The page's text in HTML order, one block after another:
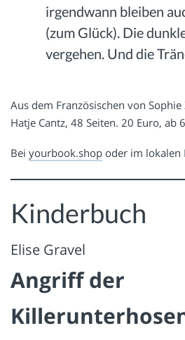
irgendwann bleiben
(zum Glück). Die
vergehen. Und die
Aus dem Französischen von Sophie
Hatje Cantz, 48 Seiten. 20 Euro, ab
Bei yourbook.shop oder im lokalen
Kinderbuch
Elise Gravel
Angriff der